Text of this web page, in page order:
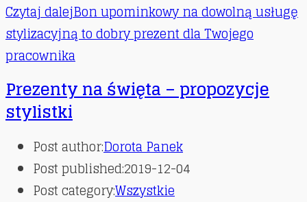
Czytaj dalejBon upominkowy na dowolną usługę
stylizacyjną to dobry prezent dla Twojego
pracownika
Prezenty na święta – propozycje
stylistki
Post author:Dorota Panek
Post published:2019-12-04
Post category:Wszystkie